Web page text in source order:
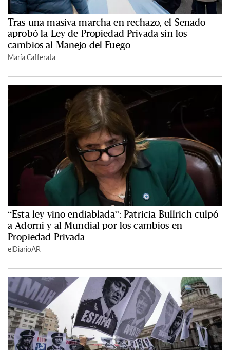
Tras una masiva marcha en rechazo, el Senado
aprobó la Ley de Propiedad Privada sin los
cambios al Manejo del Fuego
María Cafferata
“Esta ley vino endiablada”: Patricia Bullrich culpó
a Adorni y al Mundial por los cambios en
Propiedad Privada
elDiarioAR